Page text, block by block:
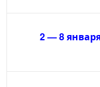
2 — 8